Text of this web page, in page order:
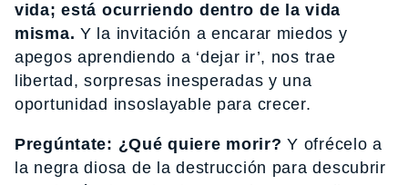
vida; está ocurriendo dentro de la vida
misma. Y la invitación a encarar miedos y
apegos aprendiendo a ‘dejar ir’, nos trae
libertad, sorpresas inesperadas y una
oportunidad insoslayable para crecer.
Pregúntate: ¿Qué quiere morir?Y ofrécelo a
la negra diosa de la destrucción para descubrir